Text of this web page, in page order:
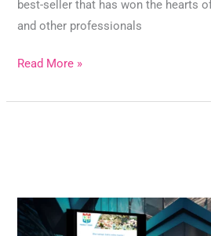
best-seller that has won the hearts
and other professionals
Read More »
Totem
Los